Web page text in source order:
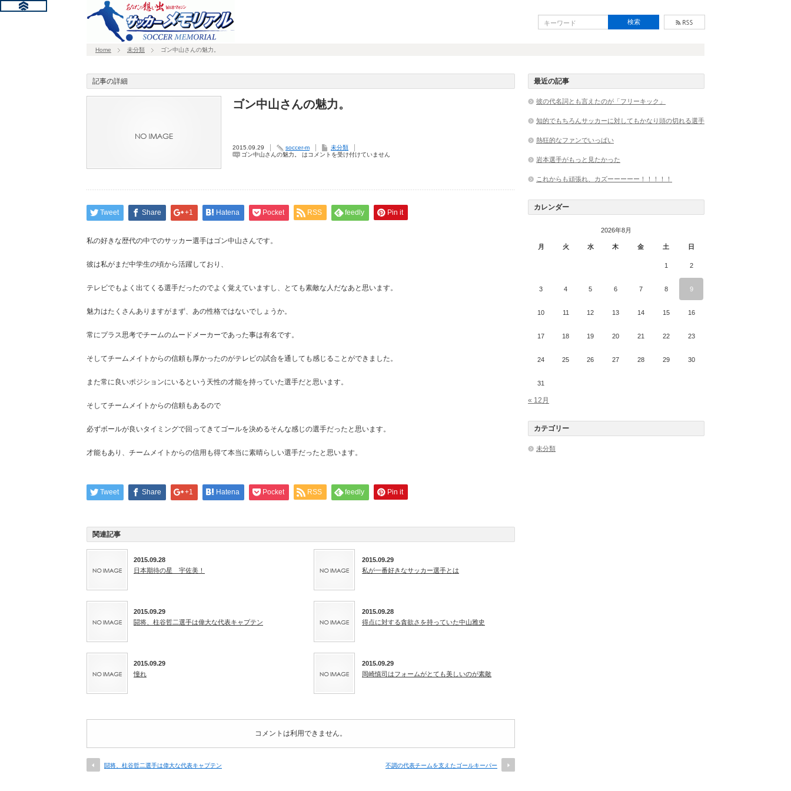
Home 未分類 ゴン中山さんの魅力。
記事の詳細
ゴン中山さんの魅力。
2015.09.29 soccer-m
未分類
ゴン中山さんの魅力。 はコメントを受け付けていません
Tweet Share +1 Hatena Pocket RSS feedly Pin it
私の好きな歴代の中でのサッカー選手はゴン中山さんです。
彼は私がまだ中学生の頃から活躍しており、
テレビでもよく出てくる選手だったのでよく覚えていますし、とても素敵な人だなあと思います。
魅力はたくさんありますがまず、あの性格ではないでしょうか。
常にプラス思考でチームのムードメーカーであった事は有名です。
そしてチームメイトからの信頼も厚かったのがテレビの試合を通しても感じることができました。
また常に良いポジションにいるという天性の才能を持っていた選手だと思います。
そしてチームメイトからの信頼もあるので
必ずボールが良いタイミングで回ってきてゴールを決めるそんな感じの選手だったと思います。
才能もあり、チームメイトからの信用も得て本当に素晴らしい選手だったと思います。
Tweet Share +1 Hatena Pocket RSS feedly Pin it
関連記事
2015.09.28
日本期待の星 宇佐美！
2015.09.29
私が一番好きなサッカー選手とは
2015.09.29
闘将、柱谷哲二選手は偉大な代表キャプテン
2015.09.28
得点に対する貪欲さを持っていた中山雅史
2015.09.29
憧れ
2015.09.29
岡崎慎司はフォームがとても美しいのが素敵
コメントは利用できません。
闘将、柱谷哲二選手は偉大な代表キャプテン 不調の代表チームを支えたゴールキーパー
最近の記事
彼の代名詞とも言えたのが「フリーキック」
知的でもちろんサッカーに対してもかなり頭の切れる選手
熱狂的なファンでいっぱい
岩本選手がもっと見たかった
これからも頑張れ、カズーーーーー！！！！！
カレンダー
2026年8月
月 火 水 木 金 土 日
1 2
3 4 5 6 7 8 9
10 11 12 13 14 15 16
17 18 19 20 21 22 23
24 25 26 27 28 29 30
31
« 12月
カテゴリー
未分類